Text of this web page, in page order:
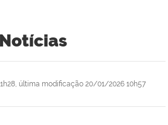
Notícias
última modificação20/01/2026 10h57